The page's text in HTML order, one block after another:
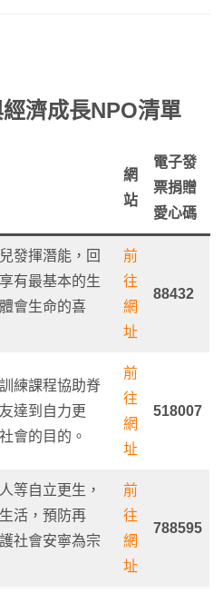
濟成長NPO清單
網
站
電子發
票捐贈
愛心碼
發揮潛能，回
有最基本的生
會生命的喜
前
往
網
址
88432
練課程協助脊
達到自力更
會的目的。
前
往
網
址
518007
等自立更生，
活，預防再
社會安寧為宗
前
往
網
址
788595